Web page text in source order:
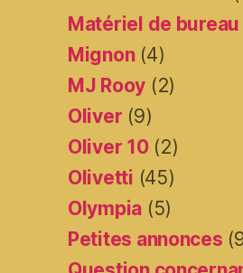
Matériel de bureau
Mignon(4)
MJ Rooy (2)
Oliver (9)
Oliver 10(2)
Olivetti (45)
Olympia (5)
Petites annonces